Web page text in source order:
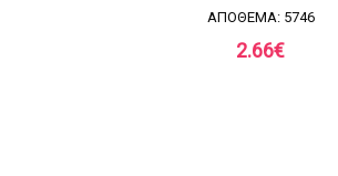
ΑΠΟΘΕΜΑ: 5746
2.66€